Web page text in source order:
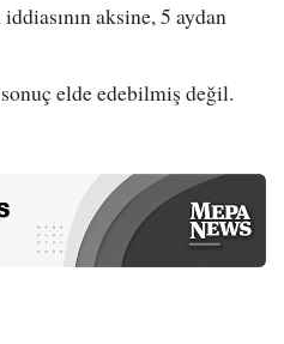
aksine, 5 aydan
elde edebilmiş değil.